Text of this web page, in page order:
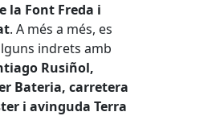
la Font Freda i
. A més a més, es
indrets amb
Rusiñol,
Bateria, carretera
i avinguda Terra